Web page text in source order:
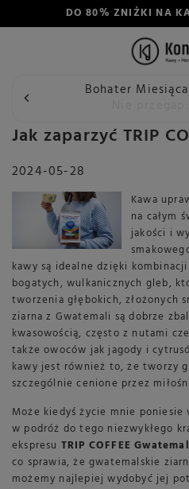
DO 80% ZNIŻKI NA
Bohater Miesiąca
Wstecz Konesso Blog
Jak zaparzyć TRIP
2024-05-28
Kawa
na całym
jakości i
kawy są idealne dzięki
bogatych, wulkanicznych gleb,
tworzenia głębokich, złożonych
ziarna z Gwatemali są dobrze
kwasowością, często z nutami
także owoców jak jagody i
kawy jest również to, że tworzy
szczególnie cenione przez
Może kiedyś życie mnie
w podróż do tego niezwykłego
ekspresu TRIP COFFEE
co sprawia, że gwatemalskie
możemy najlepiej wydobyć jej